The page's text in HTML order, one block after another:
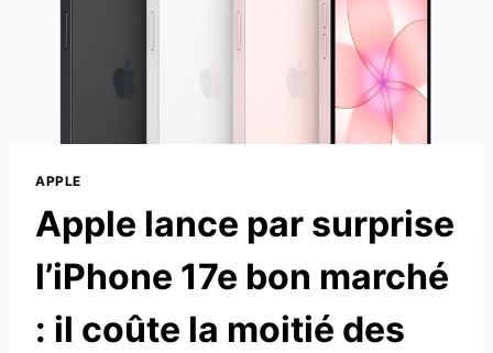
APPLE
Apple lance par surprise
l’iPhone 17e bon marché
: il coûte la moitié des